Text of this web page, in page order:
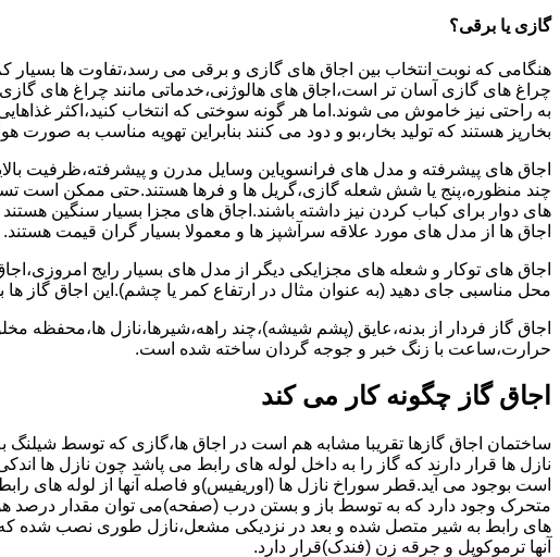
گازی یا برقی؟
هنگامی که نوبت انتخاب بین اجاق های گازی و برقی می رسد،تفاوت ها بسیار
چراغ های گازی آسان تر است،اجاق های هالوژنی،خدماتی مانند چراغ های
به راحتی نیز خاموش می شوند.اما هر گونه سوختی که انتخاب کنید،اکثر
بخارپز هستند که تولید بخار،بو و دود می کنند بنابراین تهویه مناسب به
اجاق های پیشرفته و مدل های فرانسویاین وسایل مدرن و پیشرفته،ظرفیت
چند منظوره،پنج یا شش شعله گازی،گریل ها و فرها هستند.حتی ممکن است
های دوار برای کباب کردن نیز داشته باشند.اجاق های مجزا بسیار سنگین
اجاق ها از مدل های مورد علاقه سرآشپز ها و معمولا بسیار گران قیمت هستند.
اجاق های توکار و شعله های مجزایکی دیگر از مدل های بسیار رایج
محل مناسبی جای دهید (به عنوان مثال در ارتفاع کمر یا چشم).این اجاق گاز ها
اجاق گاز فردار از بدنه،عایق (پشم شیشه)،چند راهه،شیرها،نازل
حرارت،ساعت با زنگ خبر و جوجه گردان ساخته شده است.
اجاق گاز چگونه کار می کند
ساختمان اجاق گازها تقریبا مشابه هم است در اجاق ها،گازی که توسط
نازل ها قرار دارند که گاز را به داخل لوله های رابط می پاشد چون نازل ها
است بوجود می آید.قطر سوراخ نازل ها (اوریفیس)و فاصله آنها از لوله های
متحرک وجود دارد که به توسط باز و بستن درب (صفحه)می توان مقدار درصد
های رابط به شیر متصل شده و بعد در نزدیکی مشعل،نازل طوری نصب شده
آنها ترموکوپل و جرقه زن (فندک)قرار دارد.